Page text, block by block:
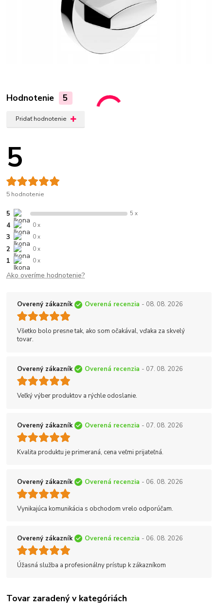
Hodnotenie 5
Pridať hodnotenie
5
5 hodnotenie
5 5 x
4 0 x
3 0 x
2 0 x
1 0 x
Ako overíme hodnotenie?
Overený zákazník Overená recenzia - 08. 08. 2026
Všetko bolo presne tak, ako som očakával, vďaka za skvelý
tovar.
Overený zákazník Overená recenzia - 07. 08. 2026
Veľký výber produktov a rýchle odoslanie.
Overený zákazník Overená recenzia - 07. 08. 2026
Kvalita produktu je primeraná, cena veľmi prijateľná.
Overený zákazník Overená recenzia - 06. 08. 2026
Vynikajúca komunikácia s obchodom vrelo odporúčam.
Overený zákazník Overená recenzia - 06. 08. 2026
Úžasná služba a profesionálny prístup k zákazníkom
Tovar zaradený v kategóriách